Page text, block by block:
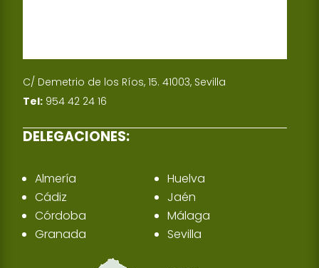
C/ Demetrio de los Ríos, 15. 41003, Sevilla
Tel: 954 42 24 16
DELEGACIONES:
Almería
Cádiz
Córdoba
Granada
Huelva
Jaén
Málaga
Sevilla